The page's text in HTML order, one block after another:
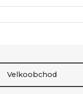
Velkoobchod